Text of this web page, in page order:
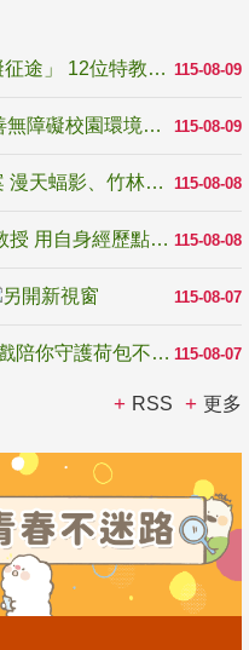
115-08-09
青年百億海外圓夢基金計畫「無礙征途」 12位特教與弱勢青年勇闖西班牙 跨越感官限制見證生命蛻變
115-08-09
國教署補助22縣市積極推動「改善無障礙校園環境計畫」 打造友善、安全、無礙學習空間
115-08-08
青年壯遊點精選夏夜限定避暑提案 漫天蝠影、竹林尋蛙、茶香夜觀 邀青年暮色出發
115-08-08
教育家人物典範 發明大王林永禎教授 用自身經歷點亮學生的路
115-08-07
115-08-07
反詐騙宣導_防詐有道，霹靂布袋戲陪你守護荷包不受騙
RSS 更多